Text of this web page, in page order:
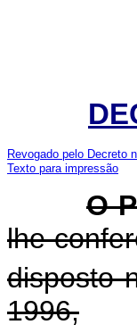
Revogado pelo Decreto
Texto para impressão
O
lhe
disposto
1996,